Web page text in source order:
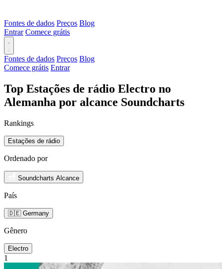
Fontes de dados Preços Blog
Entrar Comece grátis
Fontes de dados Preços Blog
Comece grátis Entrar
Top Estações de rádio Electro no
Alemanha por alcance Soundcharts
Rankings
Estações de rádio
Ordenado por
Soundcharts Alcance
País
🇩🇪 Germany
Gênero
Electro
1